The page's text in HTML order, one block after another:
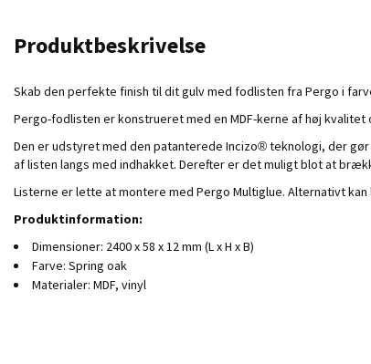
Produktbeskrivelse
Skab den perfekte finish til dit gulv med fodlisten fra Pergo i
Pergo-fodlisten er konstrueret med en MDF-kerne af høj
Den er udstyret med den patanterede Incizo® teknologi, der
af listen langs med indhakket. Derefter er det muligt blot at
Listerne er lette at montere med Pergo Multiglue. Alternativt
Produktinformation:
Dimensioner: 2400 x 58 x 12 mm (L x H x B)
Farve: Spring oak
Materialer: MDF, vinyl